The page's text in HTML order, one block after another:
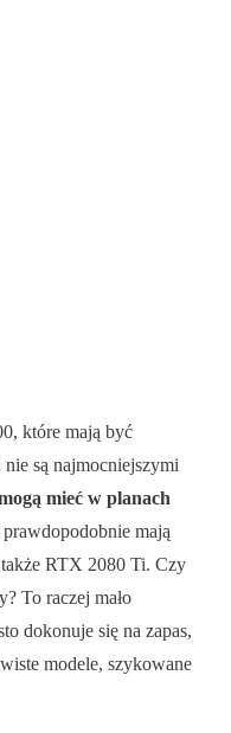
które mają być
są najmocniejszymi
mieć w planach
mają
RTX 2080 Ti. Czy
To raczej mało
dokonuje się na zapas,
modele, szykowane